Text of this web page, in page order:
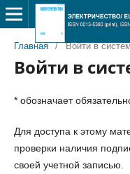
Главная / Войти в
Войти в
* обозначает
Для доступа к этому
проверки наличия
своей учетной записью.